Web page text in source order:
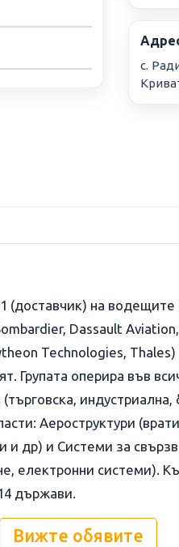
с.
(доставчик) на водещите
Dassault
Technologies,
Групата оперира във
Аероструктури
и др) и Системи за
електронни системи).
държави.
Вижте обявите